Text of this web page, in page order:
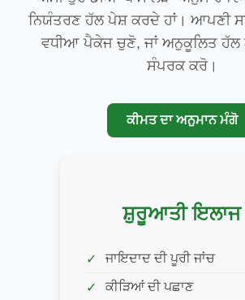
ਨਿਯੰਤਰਣ ਹੱਲ ਪੇਸ਼ ਕਰਦੇ ਹਾਂ। ਆਪਣੀ
ਵਧੀਆ ਪੈਕੇਜ ਚੁਣੋ, ਜਾਂ ਅਨੁਕੂਲਿਤ ਹੱਲ
ਸੰਪਰਕ ਕਰੋ।
ਕੀਮਤ ਦਾ ਅਨੁਮਾਨ ਮੰਗੋ
ਸ਼ੁਰੂਆਤੀ ਇਲਾਜ
ਜਾਇਦਾਦ ਦੀ ਪੂਰੀ ਜਾਂਚ
ਕੀੜਿਆਂ ਦੀ ਪਛਾਣ